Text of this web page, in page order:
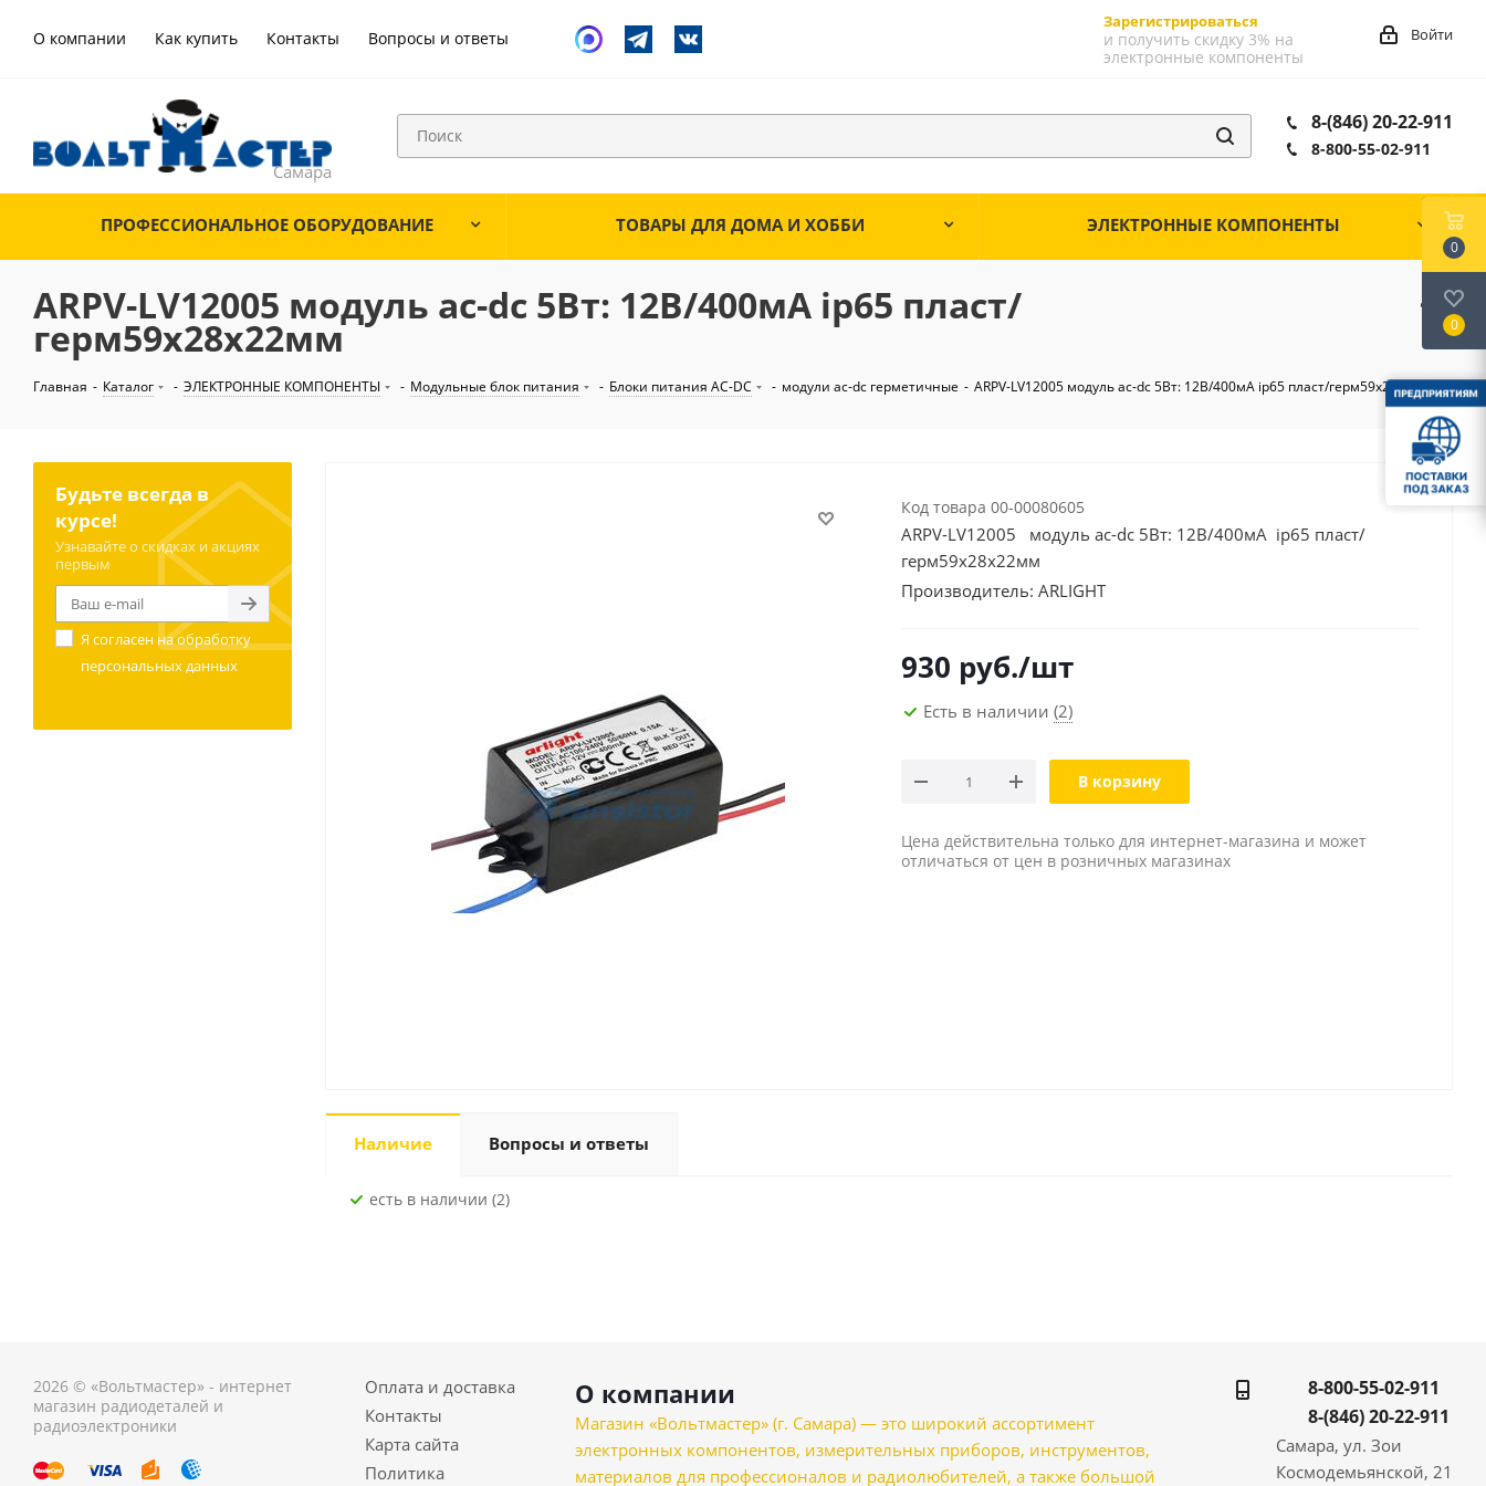
О компании Как купить Контакты Вопросы и ответы
Зарегистрироваться
и получить скидку 3% на
электронные компоненты
Войти
8-(846) 20-22-911
8-800-55-02-911
ПРОФЕССИОНАЛЬНОЕ ОБОРУДОВАНИЕ ТОВАРЫ ДЛЯ ДОМА И ХОББИ ЭЛЕКТРОННЫЕ КОМПОНЕНТЫ
ARPV-LV12005 модуль ac-dc 5Вт: 12В/400мА ip65 пласт/
герм59х28х22мм
Главная - Каталог - ЭЛЕКТРОННЫЕ КОМПОНЕНТЫ - Модульные блок питания - Блоки питания AC-DC - модули ac-dc герметичные - ARPV-LV12005 модуль ac-dc 5Вт: 12В/400мА ip65 пласт/герм59х28х22мм
Код товара 00-00080605
ARPV-LV12005 модуль ac-dc 5Вт: 12В/400мА ip65 пласт/
герм59х28х22мм
Производитель: ARLIGHT
930 руб./шт
Есть в наличии (2)
В корзину
Цена действительна только для интернет-магазина и может
отличаться от цен в розничных магазинах
Наличие Вопросы и ответы
Есть в наличии (2)
Будьте всегда в
курсе!
Узнавайте о скидках и акциях
первым
Я согласен наобработку
персональных данных
2026 © «Вольтмастер» - интернет
магазин радиодеталей и
радиоэлектроники
Оплата и доставка
Контакты
Карта сайта
Политика
О компании
Магазин «Вольтмастер» (г. Самара) — это широкий ассортимент
электронных компонентов, измерительных приборов, инструментов,
материалов для профессионалов и радиолюбителей, а также большой
8-800-55-02-911
8-(846) 20-22-911
Самара, ул. Зои
Космодемьянской, 21
0
0